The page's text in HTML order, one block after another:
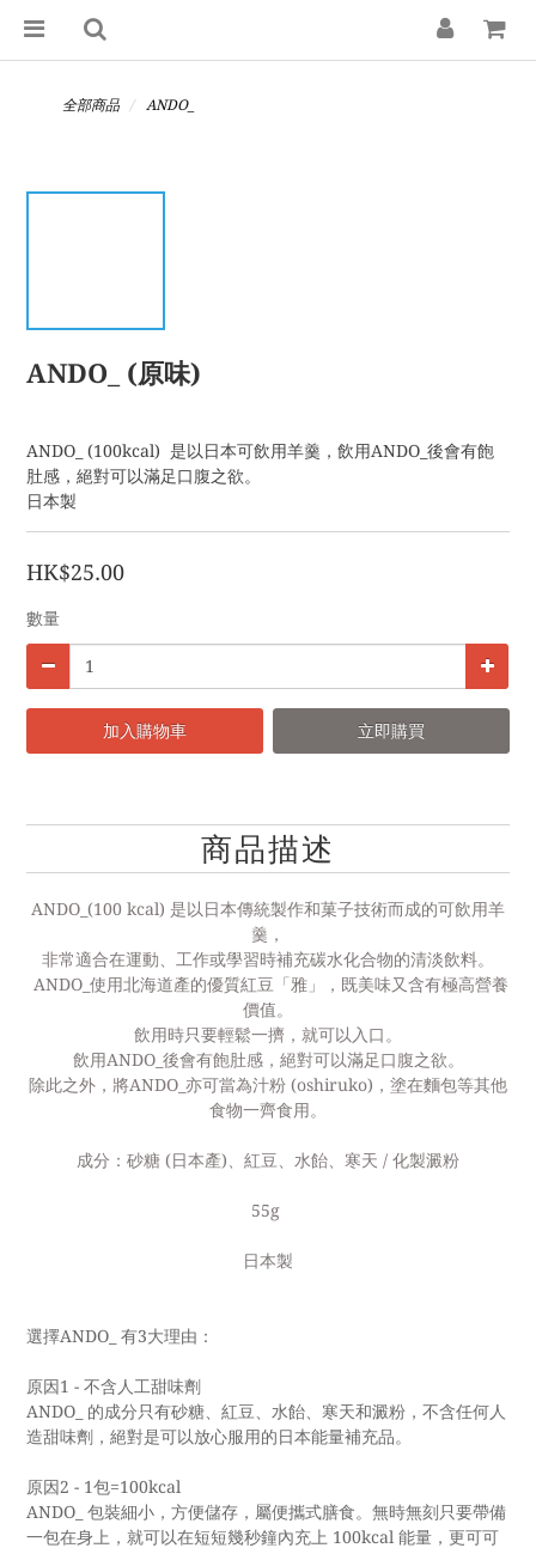
全部商品 ANDO_
ANDO_ (原味)
ANDO_ (100kcal)  是以日本可飲用羊羹，飲用ANDO_後會有飽
肚感，絕對可以滿足口腹之欲。
日本製
HK$25.00
數量
加入購物車 立即購買
商品描述
ANDO_ (100 kcal) 是以日本傳統製作和菓子技術而成的可飲用羊
羹，
非常適合在運動、工作或學習時補充碳水化合物的清淡飲料。
ANDO_使用北海道產的優質紅豆「雅」，既美味又含有極高營養
價值。
飲用時只要輕鬆一擠，就可以入口。
飲用ANDO_後會有飽肚感，絕對可以滿足口腹之欲。
除此之外，將ANDO_亦可當為汁粉 (oshiruko)，塗在麵包等其他
食物一齊食用。
成分：砂糖 (日本產)、紅豆 、水飴 、寒天 / 化製澱粉
55g
日本製
選擇ANDO_ 有3大理由：
原因1 - 不含人工甜味劑
ANDO_ 的成分只有砂糖、紅豆、水飴、寒天和澱粉，不含任何人
造甜味劑，絕對是可以放心服用的日本能量補充品。
原因2 - 1包=100kcal
ANDO_ 包裝細小，方便儲存，屬便攜式膳食。無時無刻只要帶備
一包在身上，就可以在短短幾秒鐘內充上 100kcal 能量，更可可